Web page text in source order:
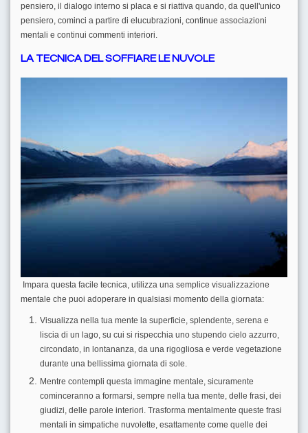
pensiero, il dialogo interno si placa e si riattiva quando, da quell'unico
pensiero, cominci a partire di elucubrazioni, continue associazioni
mentali e continui commenti interiori.
LA TECNICA DEL SOFFIARE LE NUVOLE
Impara questa facile tecnica, utilizza una semplice visualizzazione
mentale che puoi adoperare in qualsiasi momento della giornata:
Visualizza nella tua mente la superficie, splendente, serena e
liscia di un lago, su cui si rispecchia uno stupendo cielo azzurro,
circondato, in lontananza, da una rigogliosa e verde vegetazione
durante una bellissima giornata di sole.
Mentre contempli questa immagine mentale, sicuramente
cominceranno a formarsi, sempre nella tua mente, delle frasi, dei
giudizi, delle parole interiori. Trasforma mentalmente queste frasi
mentali in simpatiche nuvolette, esattamente come quelle dei